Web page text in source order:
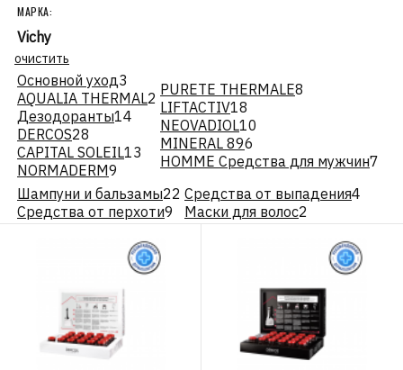
МАРКА:
Vichy
очистить
Основной уход3
AQUALIA THERMAL2
Дезодоранты14
DERCOS28
CAPITAL SOLEIL13
NORMADERM9
PURETE THERMALE8
LIFTACTIV18
NEOVADIOL10
MINERAL 896
HOMME Средства для мужчин7
Шампуни и бальзамы22
Средства от перхоти9
Средства от выпадения4
Маски для волос2